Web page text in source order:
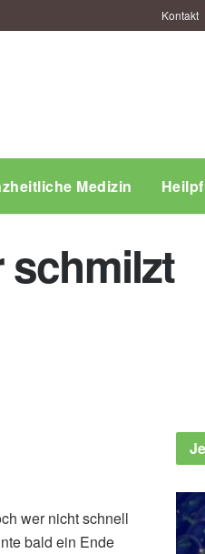
Kontakt
Medizin
schmilzt
wer nicht schnell
bald ein Ende